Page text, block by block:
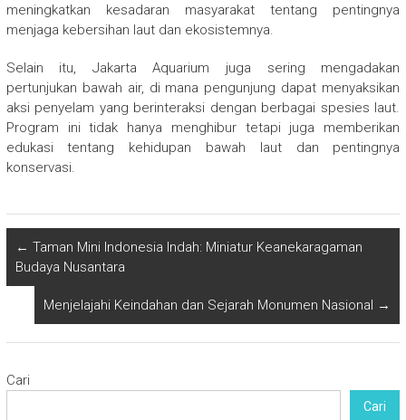
meningkatkan kesadaran masyarakat tentang pentingnya
menjaga kebersihan laut dan ekosistemnya.
Selain itu, Jakarta Aquarium juga sering mengadakan
pertunjukan bawah air, di mana pengunjung dapat menyaksikan
aksi penyelam yang berinteraksi dengan berbagai spesies laut.
Program ini tidak hanya menghibur tetapi juga memberikan
edukasi tentang kehidupan bawah laut dan pentingnya
konservasi.
← Taman Mini Indonesia Indah: Miniatur Keanekaragaman
Budaya Nusantara
Menjelajahi Keindahan dan Sejarah Monumen Nasional →
Cari
Cari